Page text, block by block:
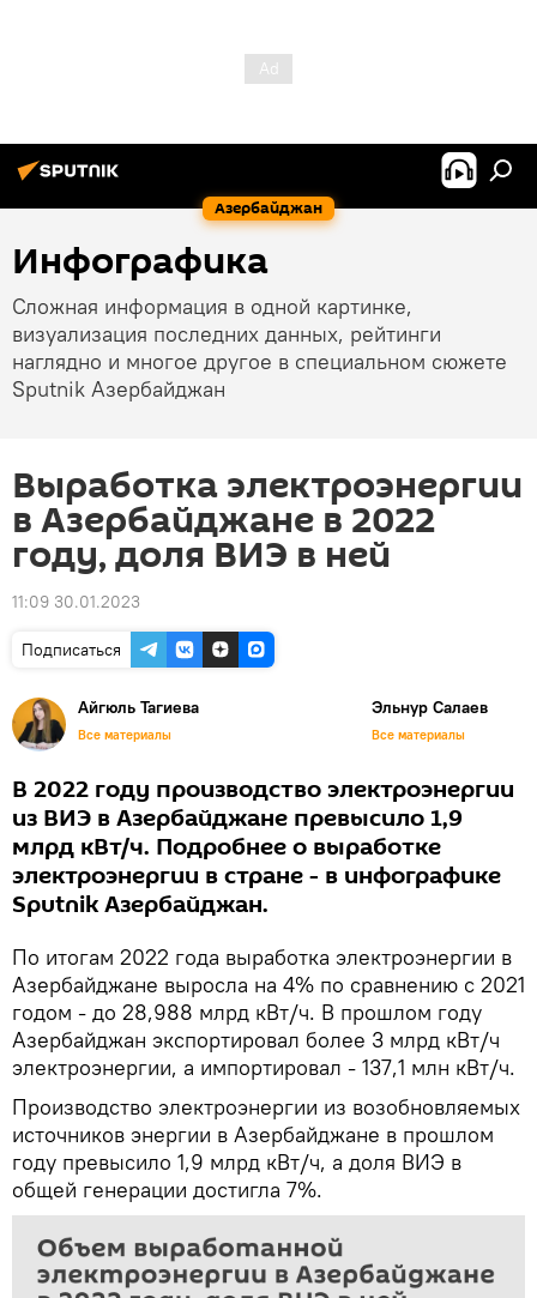
Азербайджан
Инфографика
Сложная информация в одной картинке,
визуализация последних данных, рейтинги
наглядно и многое другое в специальном сюжете
Sputnik Азербайджан
Выработка электроэнергии
в Азербайджане в 2022
году, доля ВИЭ в ней
11:09 30.01.2023
Подписаться
Айгюль Тагиева
Все материалы
Эльнур Салаев
Все материалы
В 2022 году производство электроэнергии
из ВИЭ в Азербайджане превысило 1,9
млрд кВт/ч. Подробнее о выработке
электроэнергии в стране - в инфографике
Sputnik Азербайджан.
По итогам 2022 года выработка электроэнергии в
Азербайджане выросла на 4% по сравнению с 2021
годом - до 28,988 млрд кВт/ч. В прошлом году
Азербайджан экспортировал более 3 млрд кВт/ч
электроэнергии, а импортировал - 137,1 млн кВт/ч.
Производство электроэнергии из возобновляемых
источников энергии в Азербайджане в прошлом
году превысило 1,9 млрд кВт/ч, а доля ВИЭ в
общей генерации достигла 7%.